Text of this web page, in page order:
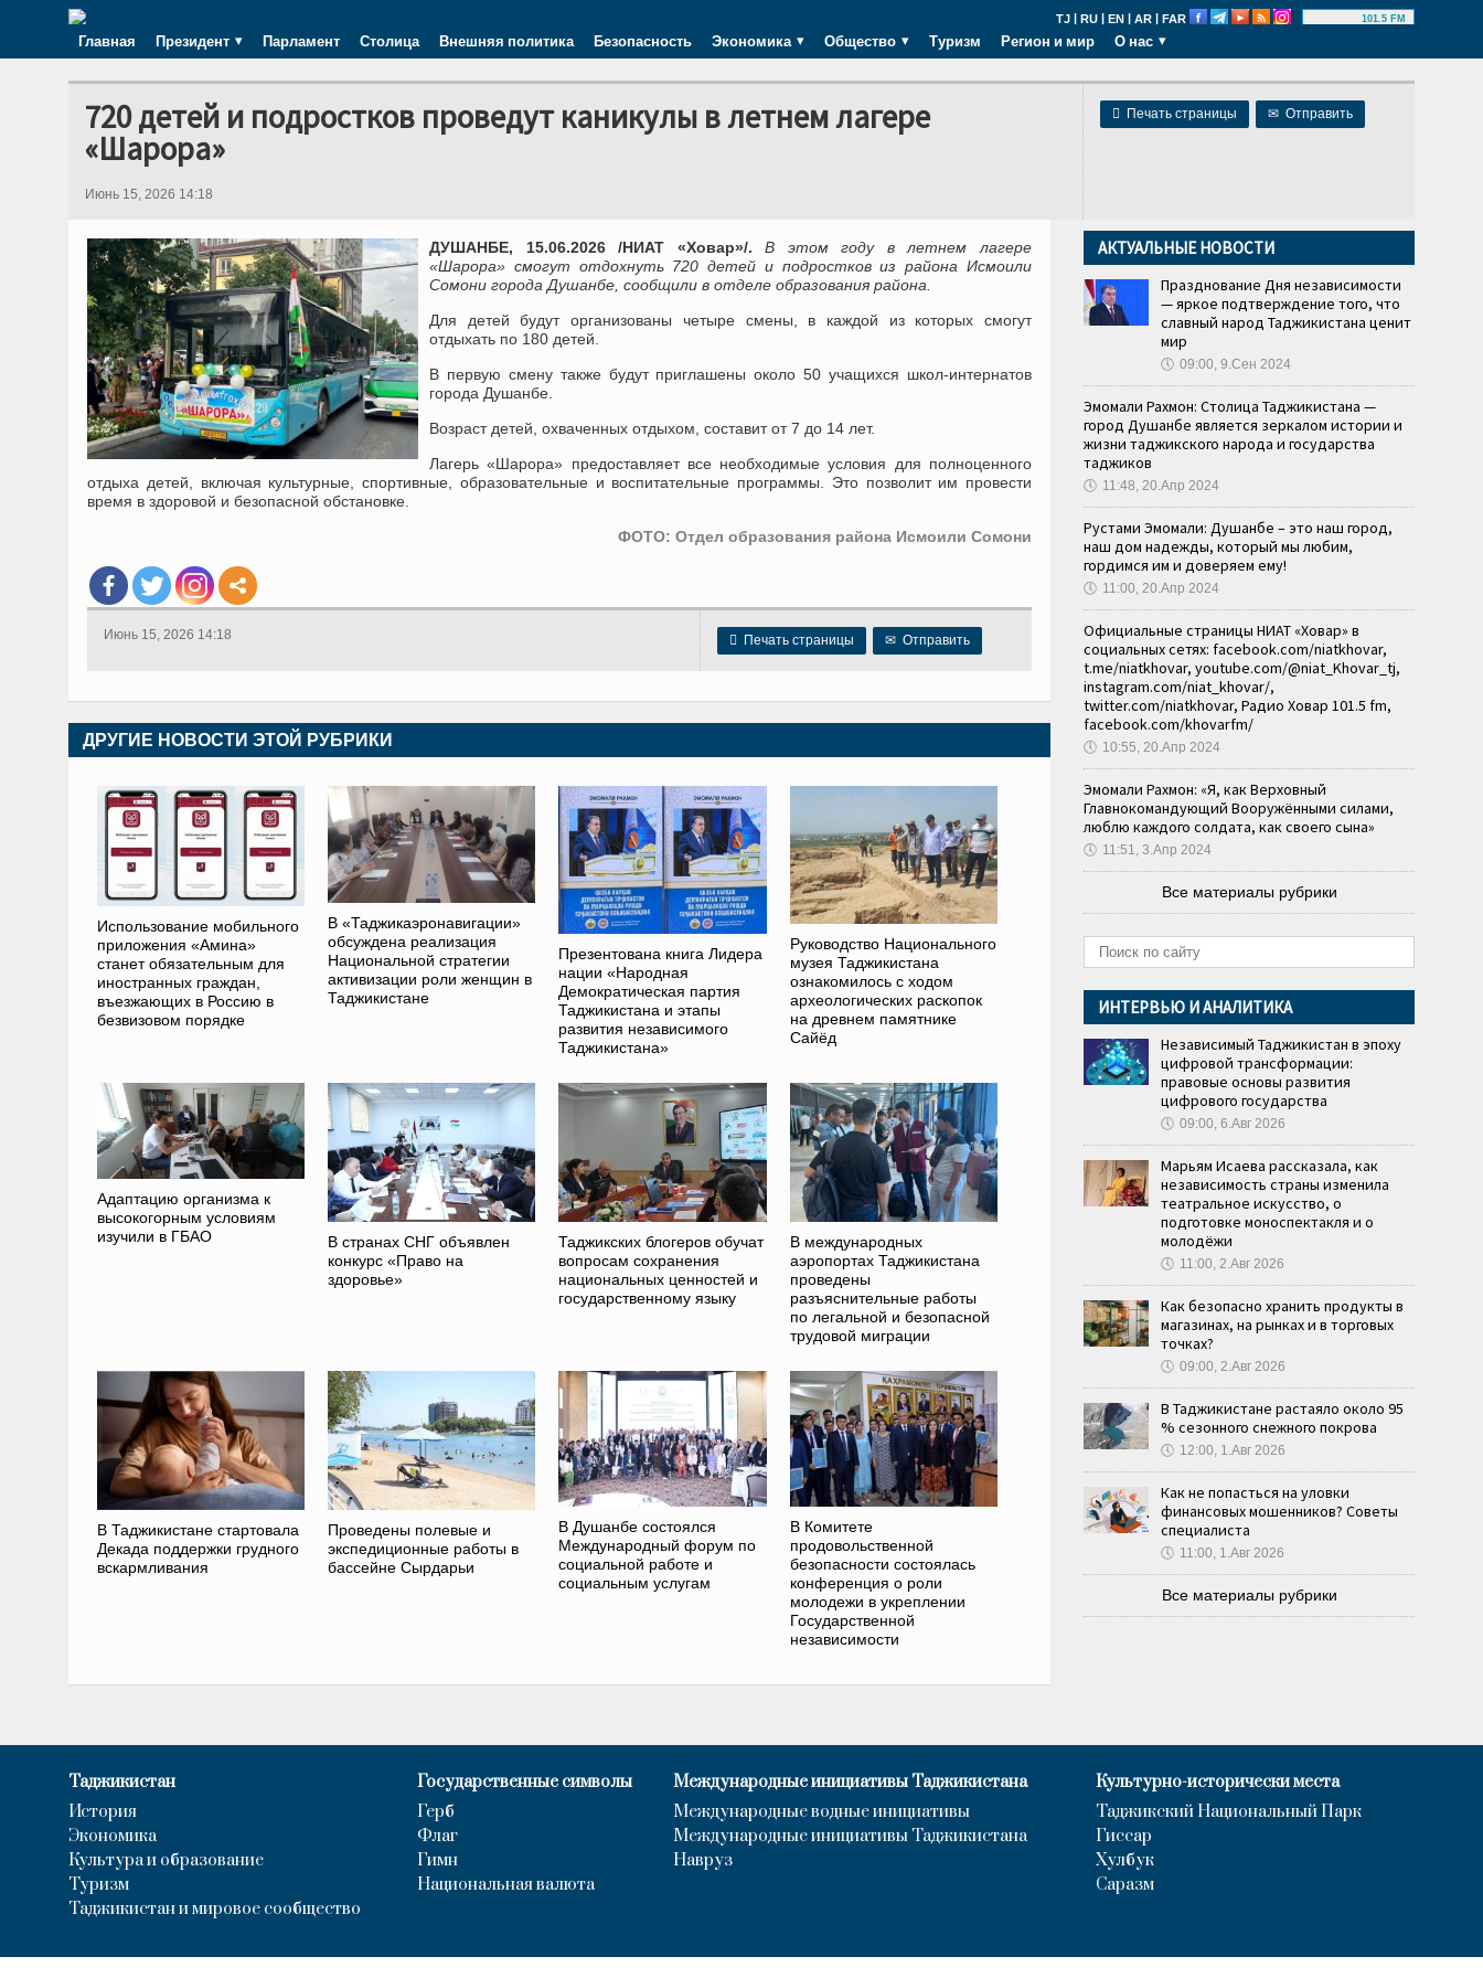
TJ | RU | EN | AR | FAR 101.5 FM
Главная Президент Парламент Столица Внешняя политика Безопасность Экономика Общество Туризм Регион и мир О нас
 Печать страницы ✉ Отправить
720 детей и подростков проведут каникулы в летнем лагере
«Шарора»
Июнь 15, 2026 14:18
ДУШАНБЕ, 15.06.2026 /НИАТ «Ховар»/.
В этом году в летнем лагере
«Шарора» смогут отдохнуть 720 детей и подростков из района Исмоили
Сомони города Душанбе, сообщили в отделе образования района.
Для детей будут организованы четыре смены, в каждой из которых смогут
отдыхать по 180 детей.
В первую смену также будут приглашены около 50 учащихся школ-интернатов
города Душанбе.
Возраст детей, охваченных отдыхом, составит от 7 до 14 лет.
Лагерь «Шарора» предоставляет все необходимые условия для полноценного
отдыха детей, включая культурные, спортивные, образовательные и воспитательные программы. Это позволит им провести
время в здоровой и безопасной обстановке.
ФОТО: Отдел образования района Исмоили Сомони
 Печать страницы ✉ Отправить
Июнь 15, 2026 14:18
ДРУГИЕ НОВОСТИ ЭТОЙ РУБРИКИ
Использование мобильного
приложения «Амина»
станет обязательным для
иностранных граждан,
въезжающих в Россию в
безвизовом порядке
В «Таджикаэронавигации»
обсуждена реализация
Национальной стратегии
активизации роли женщин в
Таджикистане
Презентована книга Лидера
нации «Народная
Демократическая партия
Таджикистана и этапы
развития независимого
Таджикистана»
Руководство Национального
музея Таджикистана
ознакомилось с ходом
археологических раскопок
на древнем памятнике
Сайёд
Адаптацию организма к
высокогорным условиям
изучили в ГБАО
В странах СНГ объявлен
конкурс «Право на
здоровье»
Таджикских блогеров обучат
вопросам сохранения
национальных ценностей и
государственному языку
В международных
аэропортах Таджикистана
проведены
разъяснительные работы
по легальной и безопасной
трудовой миграции
В Таджикистане стартовала
Декада поддержки грудного
вскармливания
Проведены полевые и
экспедиционные работы в
бассейне Сырдарьи
В Душанбе состоялся
Международный форум по
социальной работе и
социальным услугам
В Комитете
продовольственной
безопасности состоялась
конференция о роли
молодежи в укреплении
Государственной
независимости
АКТУАЛЬНЫЕ НОВОСТИ
Празднование Дня независимости
— яркое подтверждение того, что
славный народ Таджикистана ценит
мир
🕔 09:00, 9.Сен 2024
Эмомали Рахмон: Столица Таджикистана —
город Душанбе является зеркалом истории и
жизни таджикского народа и государства
таджиков
🕔 11:48, 20.Апр 2024
Рустами Эмомали: Душанбе – это наш город,
наш дом надежды, который мы любим,
гордимся им и доверяем ему!
🕔 11:00, 20.Апр 2024
Официальные страницы НИАТ «Ховар» в
социальных сетях: facebook.com/niatkhovar,
t.me/niatkhovar, youtube.com/@niat_Khovar_tj,
instagram.com/niat_khovar/,
twitter.com/niatkhovar, Радио Ховар 101.5 fm,
facebook.com/khovarfm/
🕔 10:55, 20.Апр 2024
Эмомали Рахмон: «Я, как Верховный
Главнокомандующий Вооружёнными силами,
люблю каждого солдата, как своего сына»
🕔 11:51, 3.Апр 2024
Все материалы рубрики
ИНТЕРВЬЮ И АНАЛИТИКА
Независимый Таджикистан в эпоху
цифровой трансформации:
правовые основы развития
цифрового государства
🕔 09:00, 6.Авг 2026
Марьям Исаева рассказала, как
независимость страны изменила
театральное искусство, о
подготовке моноспектакля и о
молодёжи
🕔 11:00, 2.Авг 2026
Как безопасно хранить продукты в
магазинах, на рынках и в торговых
точках?
🕔 09:00, 2.Авг 2026
В Таджикистане растаяло около 95
% сезонного снежного покрова
🕔 12:00, 1.Авг 2026
Как не попасться на уловки
финансовых мошенников? Советы
специалиста
🕔 11:00, 1.Авг 2026
Все материалы рубрики
Таджикистан
История
Экономика
Культура и образование
Туризм
Таджикистан и мировое сообщество
Государственные символы
Герб
Флаг
Гимн
Национальная валюта
Международные инициативы Таджикистана
Международные водные инициативы
Международные инициативы Таджикистана
Навруз
Культурно-исторически места
Таджикский Национальный Парк
Гиссар
Хулбук
Саразм